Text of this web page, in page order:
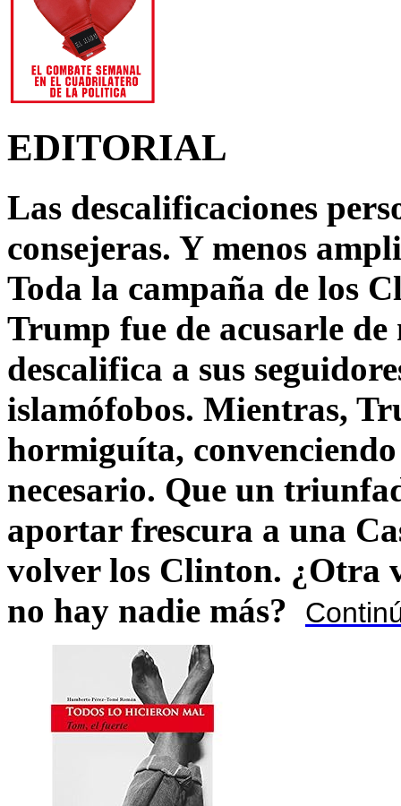
EDITORIAL
Las descalificaciones
consejeras. Y menos
Toda la campaña de los
Trump fue de acusarle
descalifica a sus
islamófobos. Mientras,
hormiguíta,
necesario. Que un
aportar frescura a una
volver los Clinton. ¿Otra
no hay nadie más?